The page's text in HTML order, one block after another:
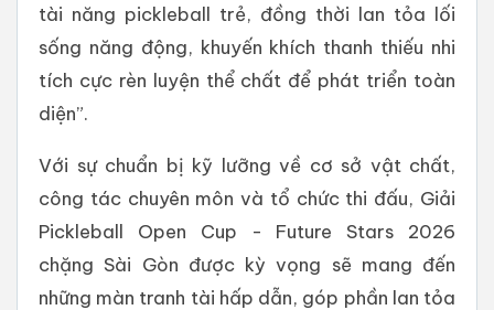
tài năng pickleball trẻ, đồng thời lan tỏa lối
sống năng động, khuyến khích thanh thiếu nhi
tích cực rèn luyện thể chất để phát triển toàn
diện”.
Với sự chuẩn bị kỹ lưỡng về cơ sở vật chất,
công tác chuyên môn và tổ chức thi đấu, Giải
Pickleball Open Cup - Future Stars 2026
chặng Sài Gòn được kỳ vọng sẽ mang đến
những màn tranh tài hấp dẫn, góp phần lan tỏa